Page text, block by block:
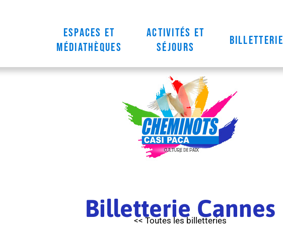
Espaces et
médiathèques
Activités et
séjours
Billetterie
Billetterie Cannes
<< Toutes les billetteries